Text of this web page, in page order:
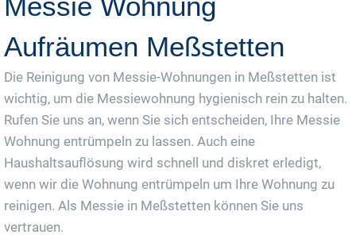
Messie Wohnung
Aufräumen Meßstetten
Die Reinigung von Messie-Wohnungen in Meßstetten ist
wichtig, um die Messiewohnung hygienisch rein zu halten.
Rufen Sie uns an, wenn Sie sich entscheiden, Ihre Messie
Wohnung entrümpeln zu lassen. Auch eine
Haushaltsauflösung wird schnell und diskret erledigt,
wenn wir die Wohnung entrümpeln um Ihre Wohnung zu
reinigen. Als Messie in Meßstetten können Sie uns
vertrauen.